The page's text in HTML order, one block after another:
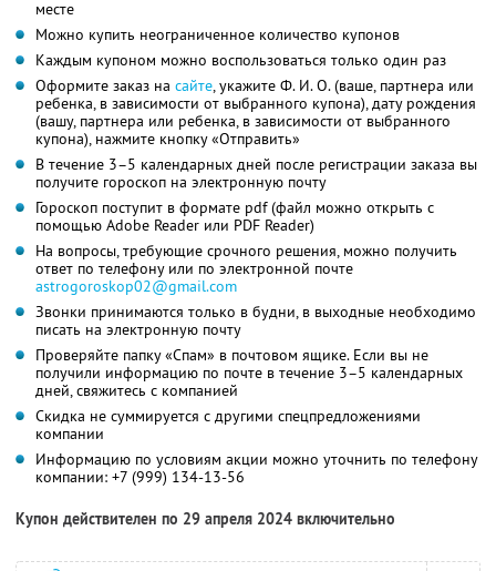
месте
Можно купить неограниченное количество купонов
Каждым купоном можно воспользоваться только один раз
Оформите заказ на сайте, укажите Ф. И. О.(ваше, партнера или
ребенка, в зависимости от выбранного купона), дату рождения
(вашу, партнера или ребенка, в зависимости от выбранного
купона), нажмите кнопку «Отправить»
В течение 3–5 календарных дней после регистрации заказа вы
получите гороскоп на электронную почту
Гороскоп поступит в формате pdf (файл можно открыть с
помощью Adobe Reader или PDF Reader)
На вопросы, требующие срочного решения, можно получить
ответ по телефону или по электронной почте
astrogoroskop02@gmail.com
Звонки принимаются только в будни, в выходные необходимо
писать на электронную почту
Проверяйте папку «Спам» в почтовом ящике. Если вы не
получили информацию по почте в течение 3–5 календарных
дней, свяжитесь с компанией
Скидка не суммируется с другими спецпредложениями
компании
Информацию по условиям акции можно уточнить по телефону
компании: +7 (999) 134-13-56
Купон действителен по 29 апреля 2024 включительно